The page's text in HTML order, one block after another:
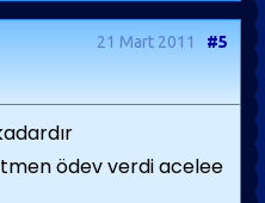
21 Mart 2011 #5
ödev verdi acelee